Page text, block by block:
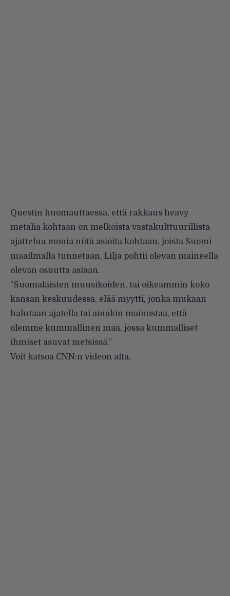
Questin huomauttaessa, että rakkaus heavy
metalia kohtaan on melkoista vastakulttuurillista
ajattelua monia niitä asioita kohtaan, joista Suomi
maailmalla tunnetaan, Lilja pohtii olevan maineella
olevan osuutta asiaan.
”Suomalaisten muusikoiden, tai oikeammin koko
kansan keskuudessa, elää myytti, jonka mukaan
halutaan ajatella tai ainakin mainostaa, että
olemme kummallinen maa, jossa kummalliset
ihmiset asuvat metsissä.”
Voit katsoa CNN:n videon alta.